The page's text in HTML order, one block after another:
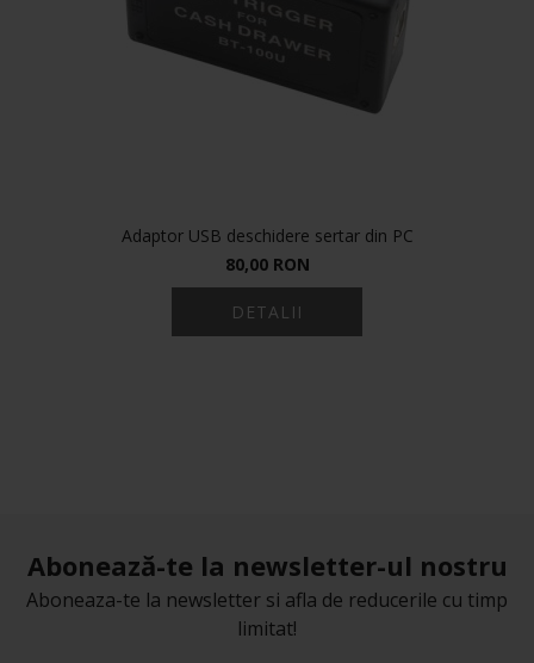
Adaptor USB deschidere sertar din PC
80,00 RON
DETALII
Abonează-te la newsletter-ul nostru
Aboneaza-te la newsletter si afla de reducerile cu timp
limitat!